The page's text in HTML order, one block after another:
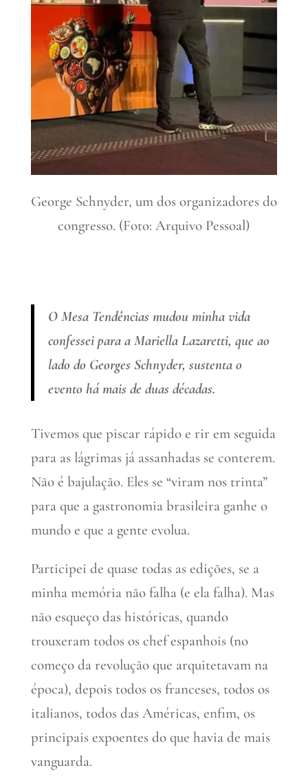
George Schnyder, um dos organizadores do
congresso. (Foto: Arquivo Pessoal)
O Mesa Tendências mudou minha vida
confessei para a Mariella Lazaretti, que ao
lado do Georges Schnyder, sustenta o
evento há mais de duas décadas.
Tivemos que piscar rápido e rir em seguida
para as lágrimas já assanhadas se conterem.
Não é bajulação. Eles se “viram nos trinta”
para que a gastronomia brasileira ganhe o
mundo e que a gente evolua.
Participei de quase todas as edições, se a
minha memória não falha (e ela falha). Mas
não esqueço das históricas, quando
trouxeram todos os chef espanhois (no
começo da revolução que arquitetavam na
época), depois todos os franceses, todos os
italianos, todos das Américas, enfim, os
principais expoentes do que havia de mais
vanguarda.